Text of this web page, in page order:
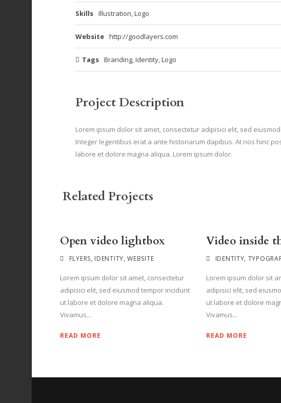
Skills Illustration, Logo
Website http://goodlayers.com
Tags Branding,Identity,Logo
Project Description
Lorem ipsum dolor sit amet, consectetur adipisici elit, sed
Integer legentibus erat a ante historiarum dapibus. At nos hinc
labore et dolore magna aliqua. Lorem ipsum dolor.
Related Projects
Open video lightbox
FLYERS, IDENTITY, WEBSITE
Lorem ipsum dolor sit amet, consectetur
adipisici elit, sed eiusmod tempor incidunt
ut labore et dolore magna aliqua.
Vivamus...
READ MORE
Video inside
IDENTITY,
Lorem ipsum dolor sit
adipisici elit, sed
ut labore et dolore
Vivamus...
READ MORE